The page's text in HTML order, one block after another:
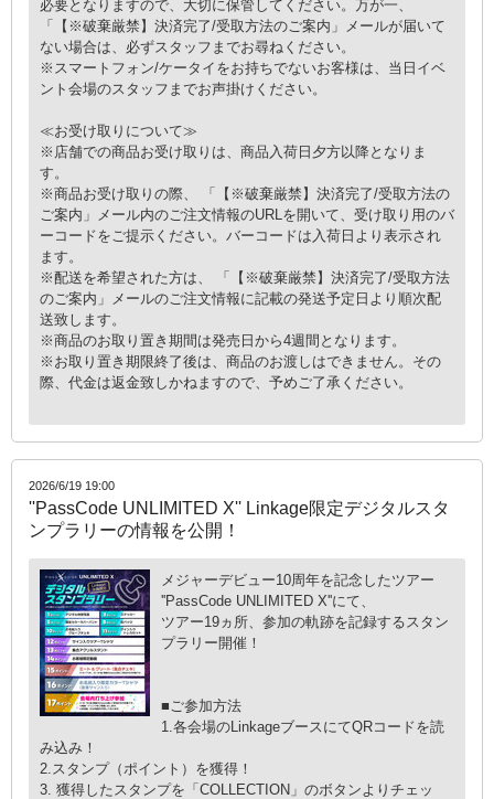
必要となりますので、大切に保管してください。万が一、
「【※破棄厳禁】決済完了/受取方法のご案内」メールが届いて
ない場合は、必ずスタッフまでお尋ねください。
※スマートフォン/ケータイをお持ちでないお客様は、当日イベ
ント会場のスタッフまでお声掛けください。
≪お受け取りについて≫
※店舗での商品お受け取りは、商品入荷日夕方以降となりま
す。
※商品お受け取りの際、 「【※破棄厳禁】決済完了/受取方法の
ご案内」メール内のご注文情報のURLを開いて、受け取り用のバ
ーコードをご提示ください。バーコードは入荷日より表示され
ます。
※配送を希望された方は、 「【※破棄厳禁】決済完了/受取方法
のご案内」メールのご注文情報に記載の発送予定日より順次配
送致します。
※商品のお取り置き期間は発売日から4週間となります。
※お取り置き期限終了後は、商品のお渡しはできません。その
際、代金は返金致しかねますので、予めご了承ください。
2026/6/19 19:00
''PassCode UNLIMITED X'' Linkage限定デジタルスタ
ンプラリーの情報を公開！
メジャーデビュー10周年を記念したツアー
''PassCode UNLIMITED X''にて、
ツアー19ヵ所、参加の軌跡を記録するスタン
プラリー開催！
■ご参加方法
1.各会場のLinkageブースにてQRコードを読
み込み！
2.スタンプ（ポイント）を獲得！
3. 獲得したスタンプを「COLLECTION」のボタンよりチェッ